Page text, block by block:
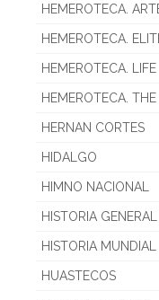
HEMEROTECA.
HEMEROTECA.
HEMEROTECA. LIFE
HEMEROTECA.
HERNAN CORTES
HIDALGO
HIMNO NACIONAL
HISTORIA
HISTORIA MUNDIAL
HUASTECOS